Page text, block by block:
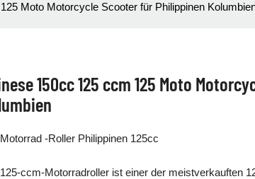
Moto Motorcycle Scooter für Philippinen
150cc 125 ccm 125 Moto
-Roller Philippinen 125cc
ccm-Motorradroller ist einer der meistverkauften